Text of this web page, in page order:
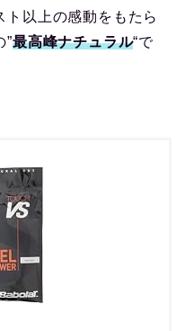
ト以上の感動をもたら
”最高峰ナチュラル“で